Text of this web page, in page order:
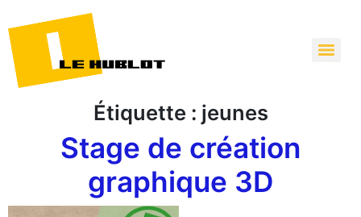
Étiquette : jeunes
Stage de création
graphique 3D